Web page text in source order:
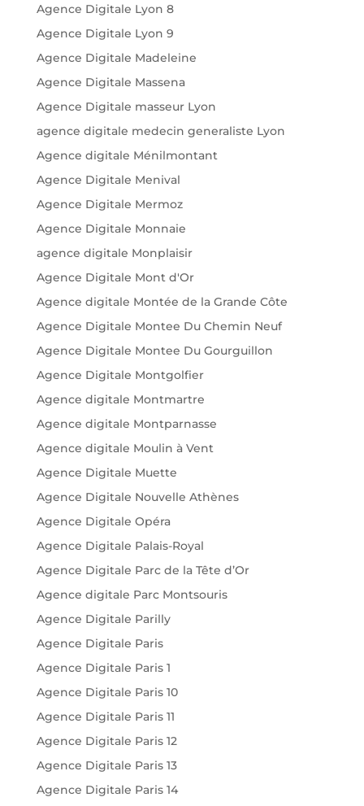
Agence Digitale Lyon 8
Agence Digitale Lyon 9
Agence Digitale Madeleine
Agence Digitale Massena
Agence Digitale masseur Lyon
agence digitale medecin generaliste Lyon
Agence digitale Ménilmontant
Agence Digitale Menival
Agence Digitale Mermoz
Agence Digitale Monnaie
agence digitale Monplaisir
Agence Digitale Mont d'Or
Agence digitale Montée de la Grande Côte
Agence Digitale Montee Du Chemin Neuf
Agence Digitale Montee Du Gourguillon
Agence Digitale Montgolfier
Agence digitale Montmartre
Agence digitale Montparnasse
Agence digitale Moulin à Vent
Agence Digitale Muette
Agence Digitale Nouvelle Athènes
Agence Digitale Opéra
Agence Digitale Palais-Royal
Agence Digitale Parc de la Tête d’Or
Agence digitale Parc Montsouris
Agence Digitale Parilly
Agence Digitale Paris
Agence Digitale Paris 1
Agence Digitale Paris 10
Agence Digitale Paris 11
Agence Digitale Paris 12
Agence Digitale Paris 13
Agence Digitale Paris 14